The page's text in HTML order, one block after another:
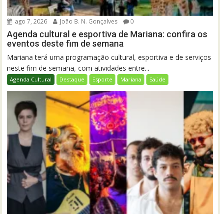
ago 7, 2026 João B. N. Gonçalves 0
Agenda cultural e esportiva de Mariana: confira os
eventos deste fim de semana
Mariana terá uma programação cultural, esportiva e de serviços
neste fim de semana, com atividades entre...
Agenda Cultural Destaque Esporte Mariana Saúde